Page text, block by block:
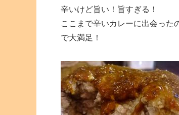
辛いけど旨い！旨すぎる！
ここまで辛いカレーに出会った
で大満足！